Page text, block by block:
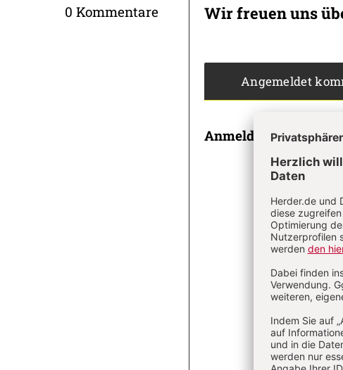
Infos
0 Kommentare Wir freuen uns
Angemeldet
Anmeldung
E-MAIL*
PASSWORT *